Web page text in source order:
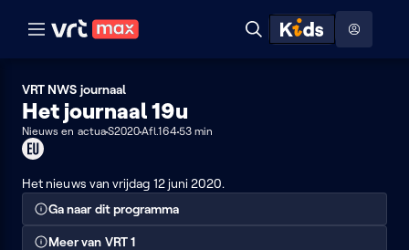
Naar hoofdinhoud Naar audiodescriptie Naar help
Zoeken
ontdekken
VRT NWS journaal
Het journaal 19u
Nieuws en actuaS2020Afl.16453 min
Dit
kan
enkel
Het nieuws van vrijdag 12 juni 2020.
Ga naar dit programma
Meer van VRT 1